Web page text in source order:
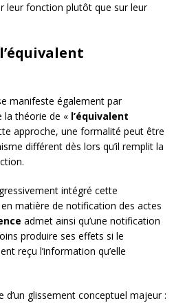
leur fonction plutôt que sur leur
manifeste également par
la théorie de « l’équivalent
approche, une formalité peut être
différent dès lors qu’il remplit la
intégré cette
matière de notification des actes
admet ainsi qu’une notification
produire ses effets si le
reçu l’information qu’elle
glissement conceptuel majeur :